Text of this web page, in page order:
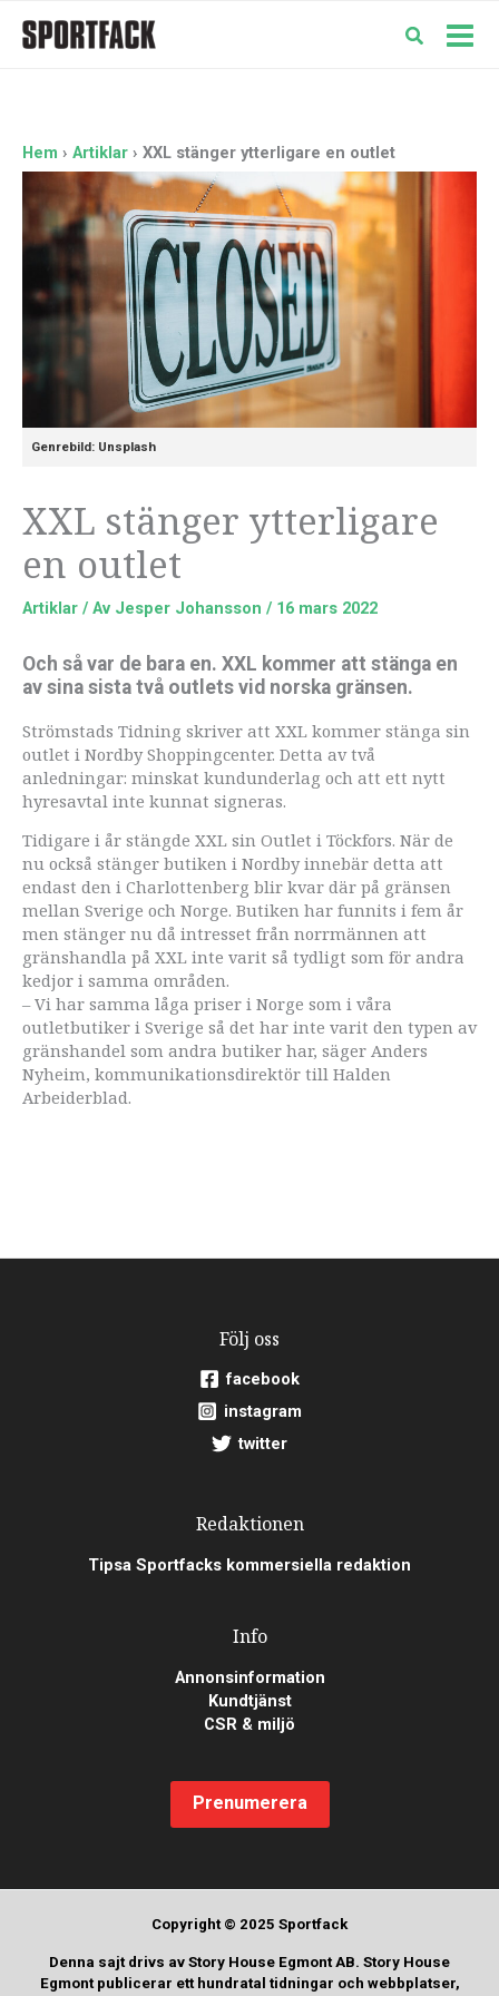
Hem Artiklar XXL stänger ytterligare en outlet
Genrebild: Unsplash
XXL stänger ytterligare
en outlet
Artiklar / Av Jesper Johansson / 16 mars 2022
Och så var de bara en. XXL kommer att stänga en
av sina sista två outlets vid norska gränsen.
Strömstads Tidning skriver att XXL kommer stänga sin
outlet i Nordby Shoppingcenter. Detta av två
anledningar: minskat kundunderlag och att ett nytt
hyresavtal inte kunnat signeras.
Tidigare i år stängde XXL sin Outlet i Töckfors. När de
nu också stänger butiken i Nordby innebär detta att
endast den i Charlottenberg blir kvar där på gränsen
mellan Sverige och Norge. Butiken har funnits i fem år
men stänger nu då intresset från norrmännen att
gränshandla på XXL inte varit så tydligt som för andra
kedjor i samma områden.
– Vi har samma låga priser i Norge som i våra
outletbutiker i Sverige så det har inte varit den typen av
gränshandel som andra butiker har, säger Anders
Nyheim, kommunikationsdirektör till Halden
Arbeiderblad.
Följ oss
facebook
instagram
twitter
Redaktionen
Tipsa Sportfacks kommersiella redaktion
Info
Annonsinformation
Kundtjänst
CSR & miljö
Prenumerera
Copyright © 2025 Sportfack
Denna sajt drivs av Story House Egmont AB. Story House
Egmont publicerar ett hundratal tidningar och webbplatser,